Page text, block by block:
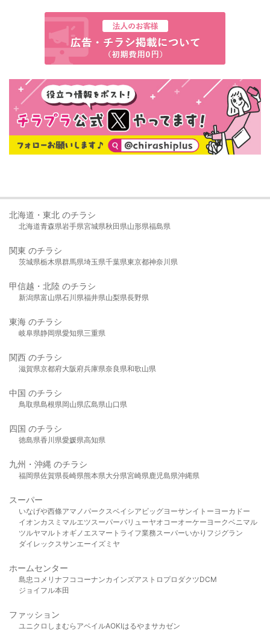
北海道・東北 のチラシ
北海道青森県岩手県宮城県秋田県山形県福島県
関東 のチラシ
茨城県栃木県群馬県埼玉県千葉県東京都神奈川県
甲信越・北陸 のチラシ
新潟県富山県石川県福井県山梨県長野県
東海 のチラシ
岐阜県静岡県愛知県三重県
関西 のチラシ
滋賀県京都府大阪府兵庫県奈良県和歌山県
中国 のチラシ
鳥取県島根県岡山県広島県山口県
四国 のチラシ
徳島県香川県愛媛県高知県
九州・沖縄 のチラシ
福岡県佐賀県長崎県熊本県大分県宮崎県鹿児島県沖縄県
スーパー
いなげや西條アマノパークスベイシア ビッグヨーサンイトーヨーカドー
イオンカスミ マルエツスーパーバリューヤオコーオーケー ヨークベニマル
ツルヤマルト オギノ エスマート ライフ業務スーパーいかり フジグラン
ダイレックスサンエーイズミヤ
ホームセンター
島忠 コメリ ナフコ コーナンカインズアストロプロダクツDCM
ジョイフル本田
ファッション
ユニクロ しまむら アベイルAOKIはるやま サカゼン